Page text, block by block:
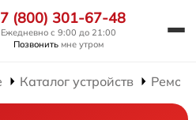
(800) 301-67-48
Ежедневно с 9:00 до 21:00
Позвонить мне утром
Каталог устройств